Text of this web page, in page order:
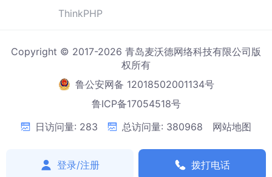
ThinkPHP
Copyright © 2017-2026 青岛麦沃德网络科技有限公司版
权所有
鲁公安网备 12018502001134号
鲁ICP备17054518号
日访问量: 283
总访问量: 380968 网站地图
登录/注册 拨打电话